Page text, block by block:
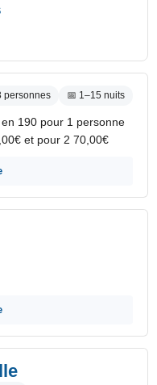
personnes 📅 1–15 nuits
190 pour 1 personne
et pour 2 70,00€